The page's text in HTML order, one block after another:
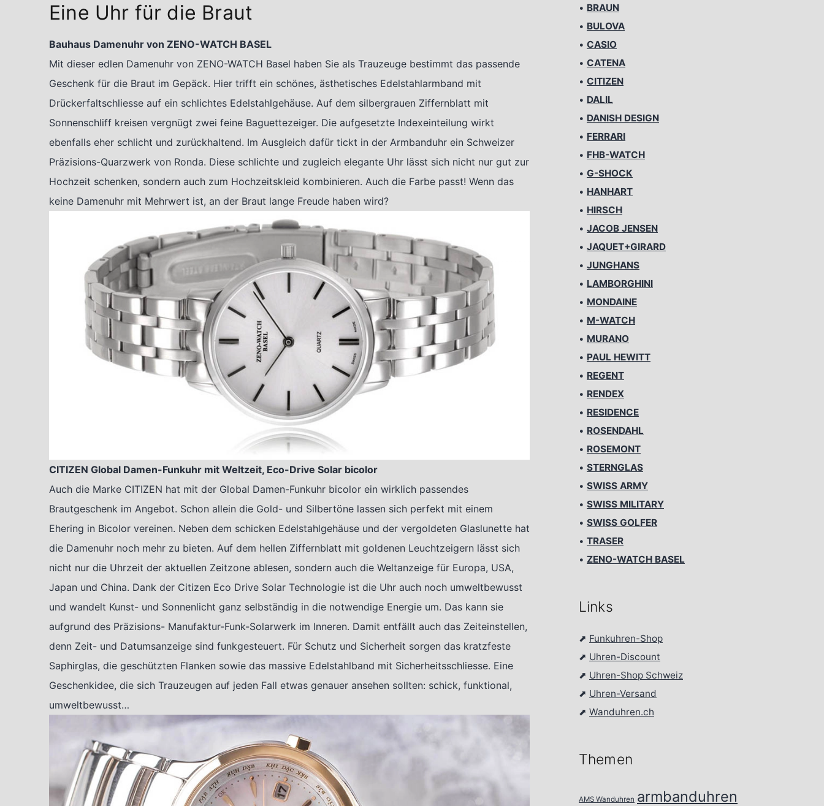
Eine Uhr für die Braut
Bauhaus Damenuhr von ZENO-WATCH BASEL
Mit dieser edlen Damenuhr von ZENO-WATCH Basel haben Sie als Trauzeuge bestimmt das passende
Geschenk für die Braut im Gepäck. Hier trifft ein schönes, ästhetisches Edelstahlarmband mit
Drückerfaltschliesse auf ein schlichtes Edelstahlgehäuse. Auf dem silbergrauen Ziffernblatt mit
Sonnenschliff kreisen vergnügt zwei feine Baguettezeiger. Die aufgesetzte Indexeinteilung wirkt
ebenfalls eher schlicht und zurückhaltend. Im Ausgleich dafür tickt in der Armbanduhr ein Schweizer
Präzisions-Quarzwerk von Ronda. Diese schlichte und zugleich elegante Uhr lässt sich nicht nur gut zur
Hochzeit schenken, sondern auch zum Hochzeitskleid kombinieren. Auch die Farbe passt! Wenn das
keine Damenuhr mit Mehrwert ist, an der Braut lange Freude haben wird?
CITIZEN Global Damen-Funkuhr mit Weltzeit, Eco-Drive Solar bicolor
Auch die Marke CITIZEN hat mit der Global Damen-Funkuhr bicolor ein wirklich passendes
Brautgeschenk im Angebot. Schon allein die Gold- und Silbertöne lassen sich perfekt mit einem
Ehering in Bicolor vereinen. Neben dem schicken Edelstahlgehäuse und der vergoldeten Glaslunette hat
die Damenuhr noch mehr zu bieten. Auf dem hellen Ziffernblatt mit goldenen Leuchtzeigern lässt sich
nicht nur die Uhrzeit der aktuellen Zeitzone ablesen, sondern auch die Weltanzeige für Europa, USA,
Japan und China. Dank der Citizen Eco Drive Solar Technologie ist die Uhr auch noch umweltbewusst
und wandelt Kunst- und Sonnenlicht ganz selbständig in die notwendige Energie um. Das kann sie
aufgrund des Präzisions- Manufaktur-Funk-Solarwerk im Inneren. Damit entfällt auch das Zeiteinstellen,
denn Zeit- und Datumsanzeige sind funkgesteuert. Für Schutz und Sicherheit sorgen das kratzfeste
Saphirglas, die geschützten Flanken sowie das massive Edelstahlband mit Sicherheitsschliesse. Eine
Geschenkidee, die sich Trauzeugen auf jeden Fall etwas genauer ansehen sollten: schick, funktional,
umweltbewusst…
• BRAUN
• BULOVA
• CASIO
• CATENA
• CITIZEN
• DALIL
• DANISH DESIGN
• FERRARI
• FHB-WATCH
• G-SHOCK
• HANHART
• HIRSCH
• JACOB JENSEN
• JAQUET+GIRARD
• JUNGHANS
• LAMBORGHINI
• MONDAINE
• M-WATCH
• MURANO
• PAUL HEWITT
• REGENT
• RENDEX
• RESIDENCE
• ROSENDAHL
• ROSEMONT
• STERNGLAS
• SWISS ARMY
• SWISS MILITARY
• SWISS GOLFER
• TRASER
• ZENO-WATCH BASEL
Links
⬈ Funkuhren-Shop
⬈ Uhren-Discount
⬈ Uhren-Shop Schweiz
⬈ Uhren-Versand
⬈ Wanduhren.ch
Themen
AMS Wanduhren armbanduhren